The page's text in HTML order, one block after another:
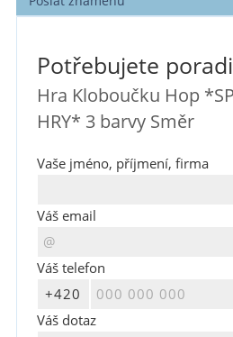
Potřebujete
Hra Kloboučku Hop
HRY* 3 barvy Směr
Vaše jméno, příjmení, firma
Váš email
Váš telefon
Váš dotaz